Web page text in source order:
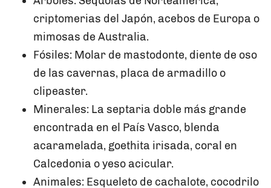
criptomerias del Japón, acebos de Europa o
mimosas de Australia.
Fósiles: Molar de mastodonte, diente de oso
de las cavernas, placa de armadillo o
clipeaster.
Minerales: La septaria doble más grande
encontrada en el País Vasco, blenda
acaramelada, goethita irisada, coral en
Calcedonia o yeso acicular.
Animales: Esqueleto de cachalote, cocodrilo